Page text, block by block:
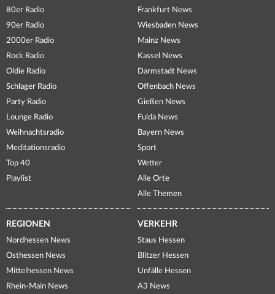
80er Radio
90er Radio
2000er Radio
Rock Radio
Oldie Radio
Schlager Radio
Party Radio
Lounge Radio
Weihnachtsradio
Meditationsradio
Top 40
Playlist
Frankfurt News
Wiesbaden News
Mainz News
Kassel News
Darmstadt News
Offenbach News
Gießen News
Fulda News
Bayern News
Sport
Wetter
Alle Orte
Alle Themen
REGIONEN
Nordhessen News
Osthessen News
Mittelhessen News
Rhein-Main News
VERKEHR
Staus Hessen
Blitzer Hessen
Unfälle Hessen
A3 News